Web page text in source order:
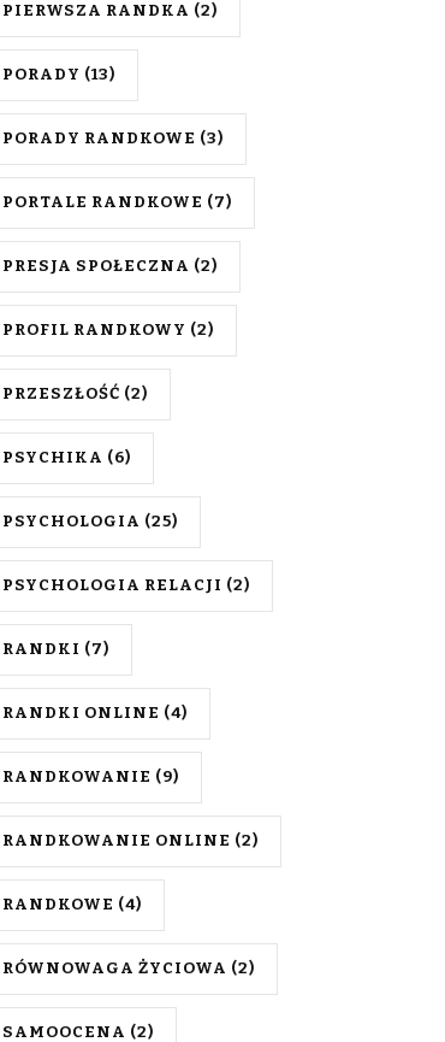
PIERWSZA RANDKA (2)
PORADY (13)
PORADY RANDKOWE (3)
PORTALE RANDKOWE (7)
PRESJA SPOŁECZNA (2)
PROFIL RANDKOWY (2)
PRZESZŁOŚĆ (2)
PSYCHIKA (6)
PSYCHOLOGIA (25)
PSYCHOLOGIA RELACJI (2)
RANDKI (7)
RANDKI ONLINE (4)
RANDKOWANIE (9)
RANDKOWANIE ONLINE (2)
RANDKOWE (4)
RÓWNOWAGA ŻYCIOWA (2)
SAMOOCENA (2)